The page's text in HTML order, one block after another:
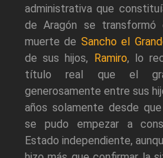
administrativa que
de Aragón se transformó
muerte de Sancho el
de sus hijos,
Ramiro, lo
título real que el
generosamente entre sus
años solamente desde
se pudo empezar a
Estado independiente,